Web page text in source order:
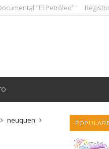
"El Petróleo" Registro
neuquen